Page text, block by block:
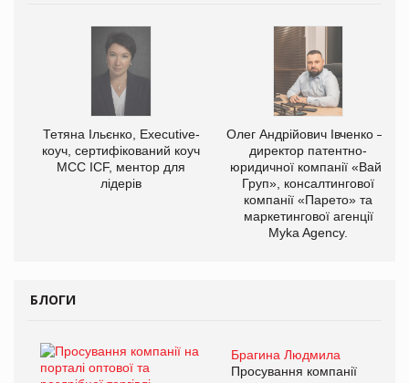
Тетяна Ільєнко, Executive-
коуч, сертифікований коуч
МСС ICF, ментор для
лідерів
Олег Андрійович Івченко —
директор патентно-
юридичної компанії «Вайз
Груп», консалтингової
компанії «Парето» та
маркетингової агенції
Myka Agency.
БЛОГИ
Брагина Людмила
Просування компанії